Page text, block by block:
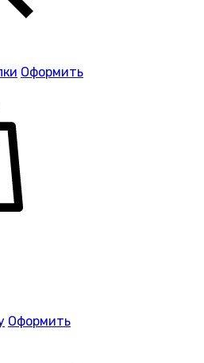
Оформить
Оформить